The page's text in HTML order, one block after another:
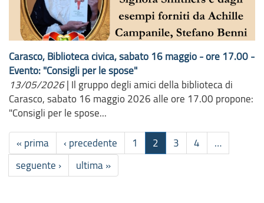
Carasco, Biblioteca civica, sabato 16 maggio - ore 17.00 -
Evento: "Consigli per le spose"
13/05/2026 | Il gruppo degli amici della biblioteca di
Carasco, sabato 16 maggio 2026 alle ore 17.00 propone:
"Consigli per le spose...
« prima ‹ precedente 1 2 3 4
…
seguente ›
ultima »